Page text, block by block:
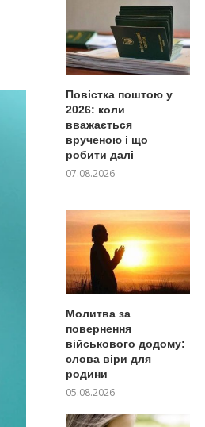
Повістка поштою у
2026: коли
вважається
врученою і що
робити далі
07.08.2026
Молитва за
повернення
військового додому:
слова віри для
родини
05.08.2026